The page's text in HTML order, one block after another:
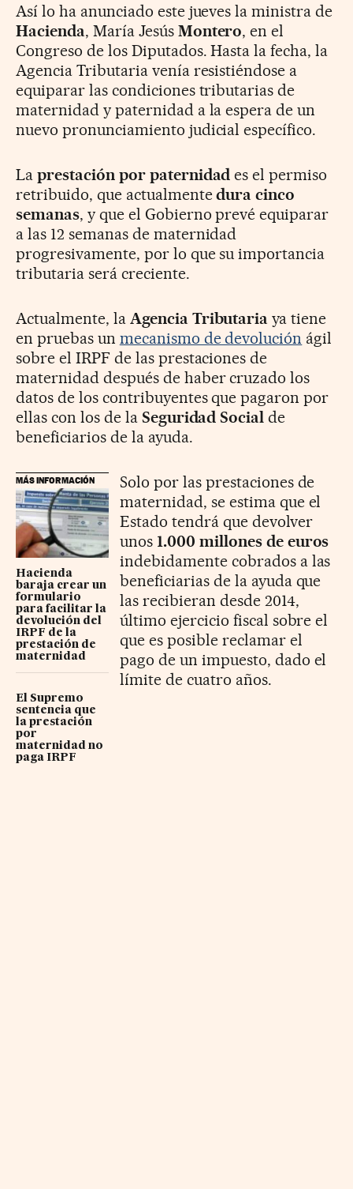
Así lo ha anunciado este jueves la ministra de
Hacienda, María Jesús Montero, en el
Congreso de los Diputados. Hasta la fecha, la
Agencia Tributaria venía resistiéndose a
equiparar las condiciones tributarias de
maternidad y paternidad a la espera de un
nuevo pronunciamiento judicial específico.
La prestación por paternidad es el permiso
retribuido, que actualmentedura cinco
semanas, y que el Gobierno prevé equiparar
a las 12 semanas de maternidad
progresivamente, por lo que su importancia
tributaria será creciente.
Actualmente, la Agencia Tributaria ya tiene
en pruebas un mecanismo de devolución ágil
sobre el IRPF de las prestaciones de
maternidad después de haber cruzado los
datos de los contribuyentes que pagaron por
ellas con los de la Seguridad Social de
beneficiarios de la ayuda.
MÁS INFORMACIÓN
Hacienda
baraja crear un
formulario
para facilitar la
devolución del
IRPF de la
prestación de
maternidad
El Supremo
sentencia que
la prestación
por
maternidad no
paga IRPF
Solo por las prestaciones de
maternidad, se estima que el
Estado tendrá que devolver
unos 1.000 millones de euros
indebidamente cobrados a las
beneficiarias de la ayuda que
las recibieran desde 2014,
último ejercicio fiscal sobre el
que es posible reclamar el
pago de un impuesto, dado el
límite de cuatro años.